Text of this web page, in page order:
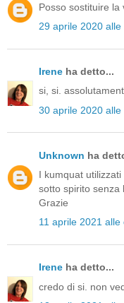
Posso sostituire la
29 aprile 2020 alle
Irene ha detto...
si, si.
30 aprile 2020 alle
Unknown ha
I kumquat
sotto spirito senza
Grazie
11 aprile 2021 alle
Irene ha detto...
credo di si. non